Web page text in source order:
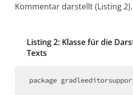
Kommentar darstellt (Listing 2).
Listing 2: Klasse für die
Texts
package